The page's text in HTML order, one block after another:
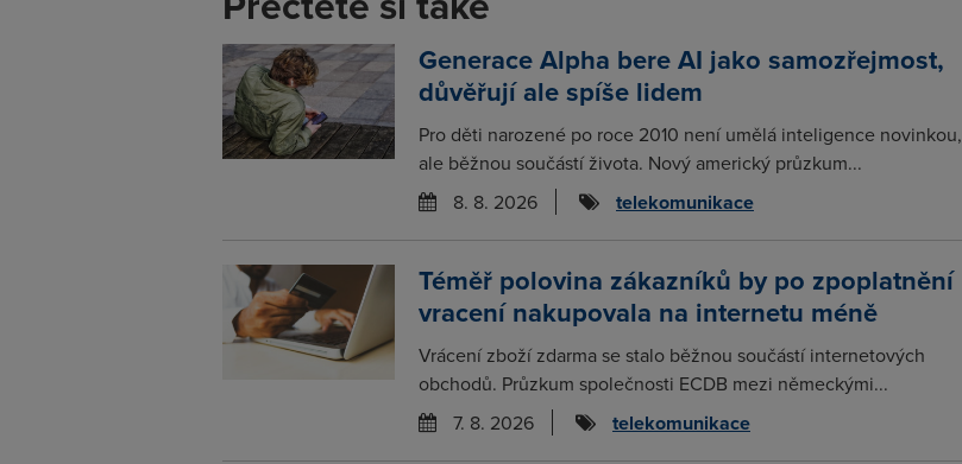
Generace Alpha bere AI jako samozřejmost,
důvěřují ale spíše lidem
Pro děti narozené po roce 2010 není umělá inteligence novinkou,
ale běžnou součástí života. Nový americký průzkum...
8. 8. 2026
telekomunikace
Téměř polovina zákazníků by po zpoplatnění
vracení nakupovala na internetu méně
Vrácení zboží zdarma se stalo běžnou součástí internetových
obchodů. Průzkum společnosti ECDB mezi německými...
7. 8. 2026
telekomunikace